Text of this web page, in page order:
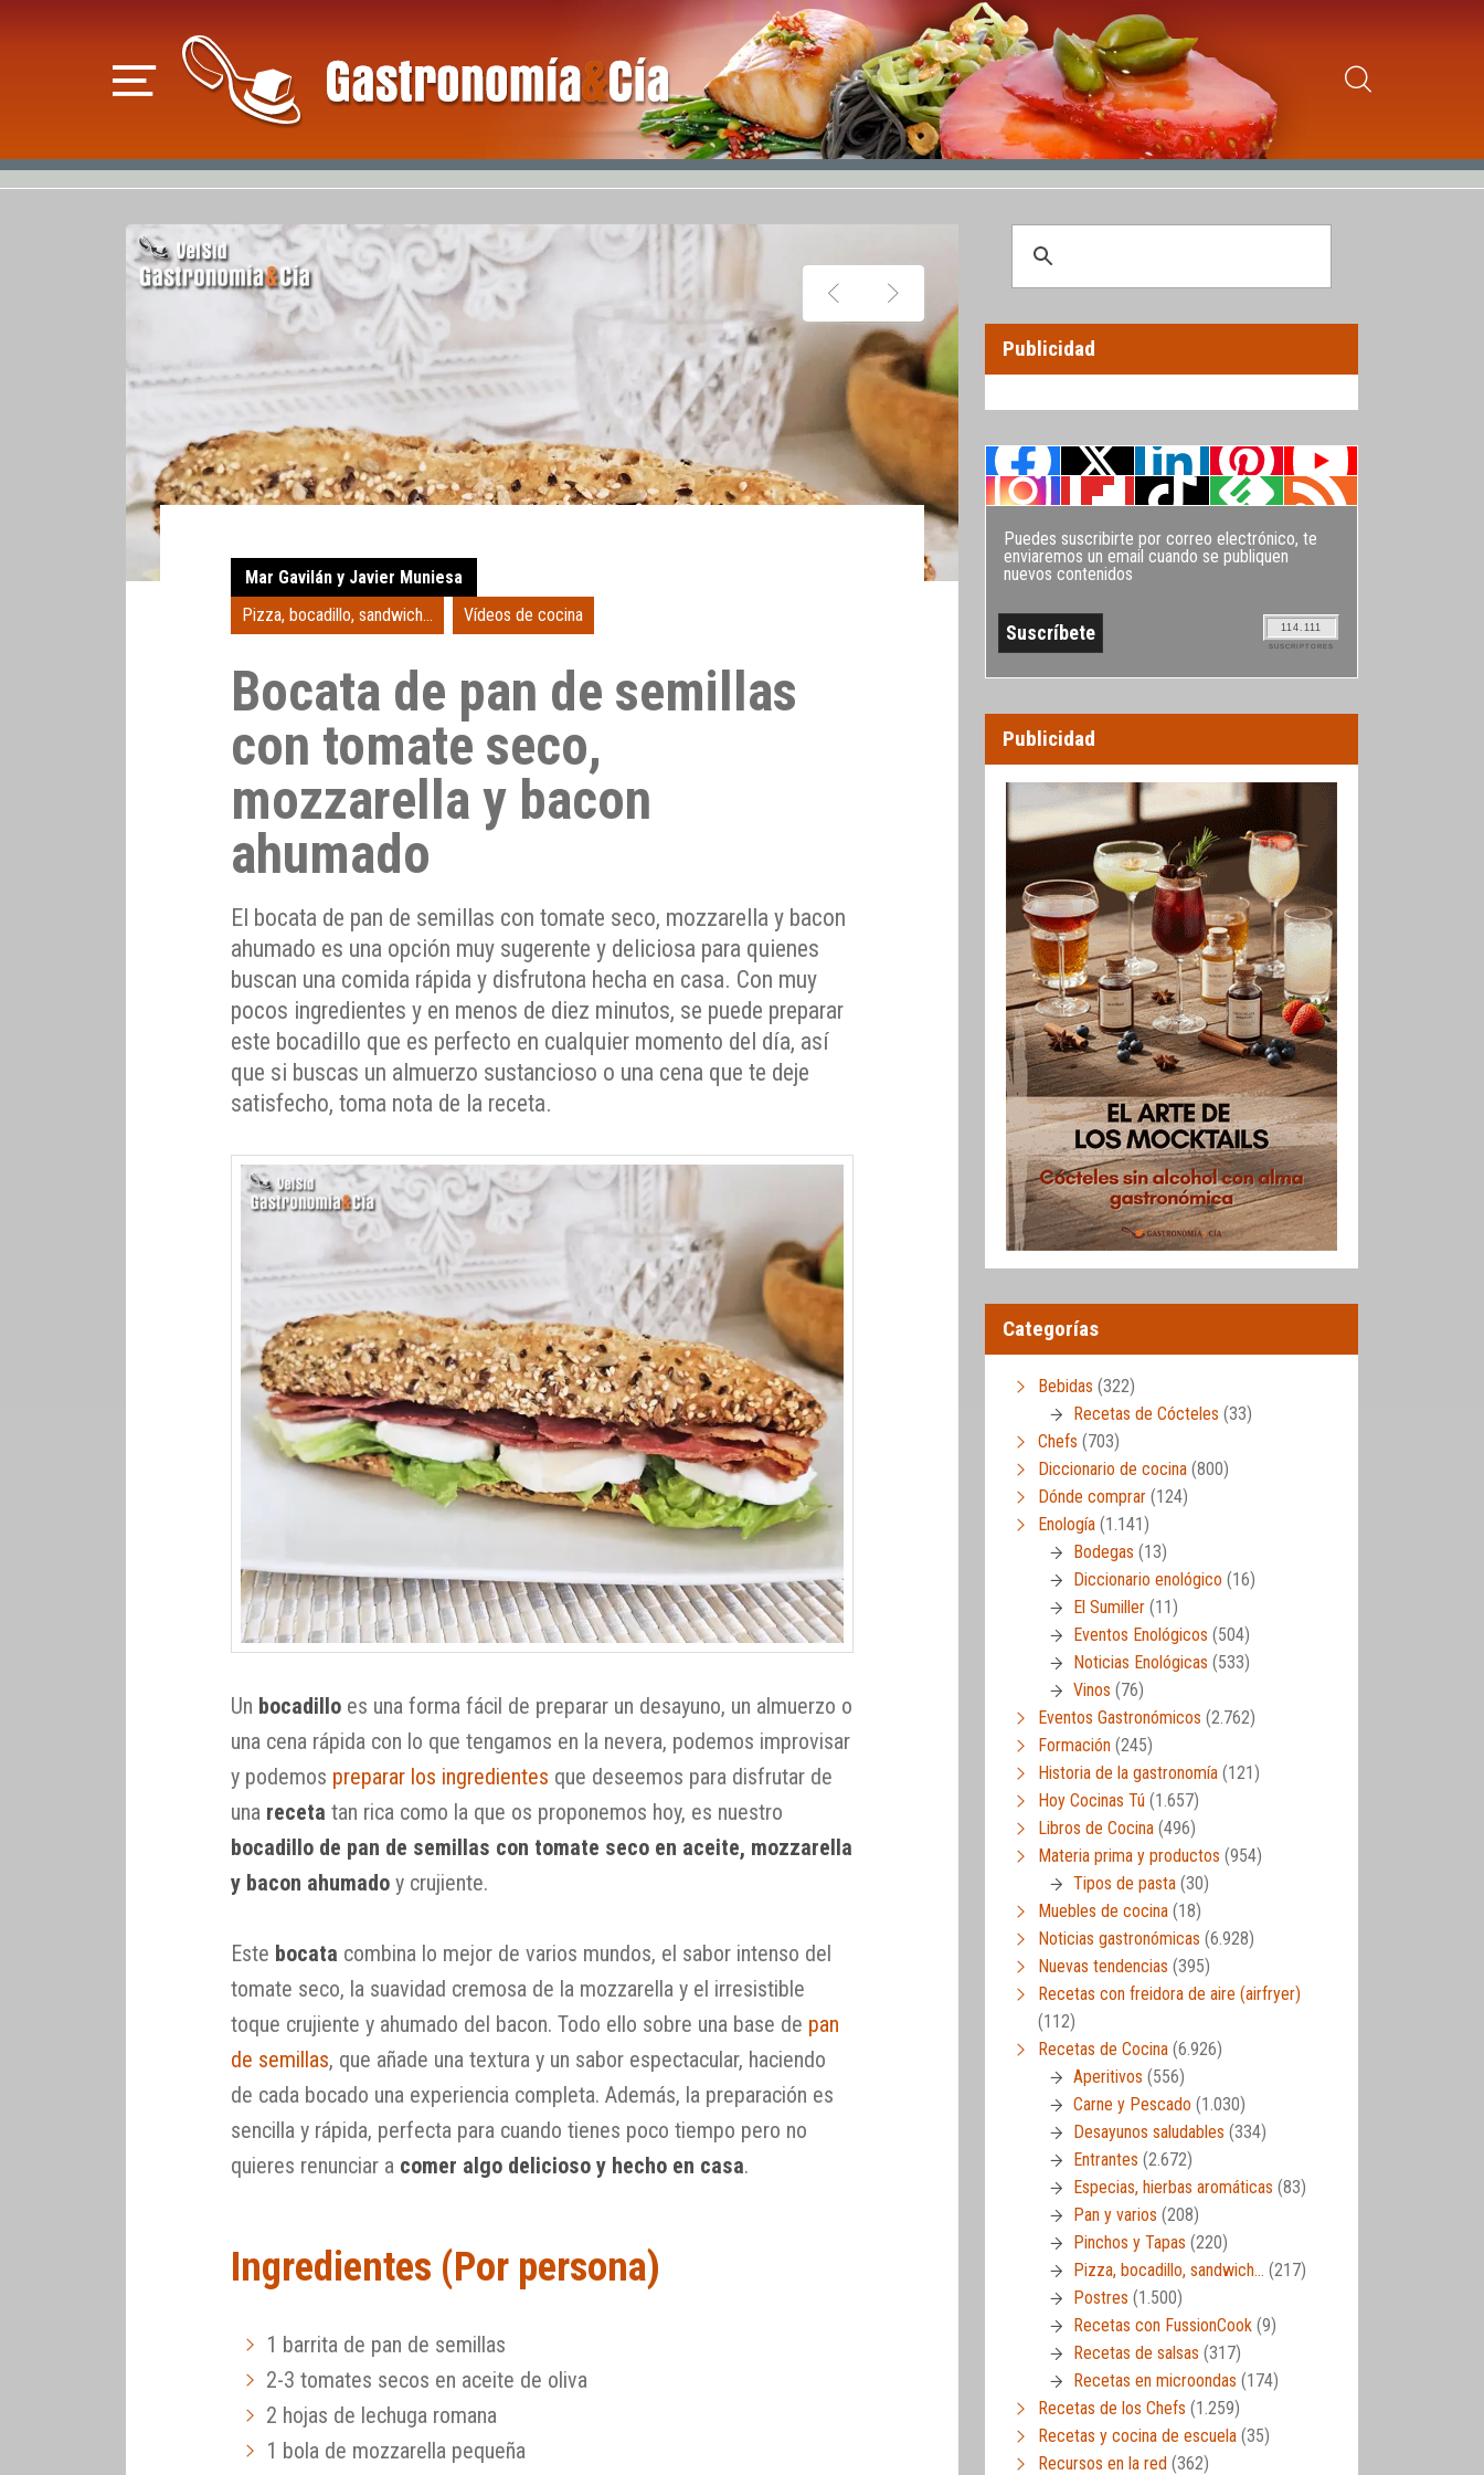
Mar Gavilán y Javier Muniesa
Pizza, bocadillo, sandwich...
Vídeos de cocina
Bocata de pan de semillas
con tomate seco,
mozzarella y bacon
ahumado
El bocata de pan de semillas con tomate seco, mozzarella y bacon
ahumado es una opción muy sugerente y deliciosa para quienes
buscan una comida rápida y disfrutona hecha en casa. Con muy
pocos ingredientes y en menos de diez minutos, se puede preparar
este bocadillo que es perfecto en cualquier momento del día, así
que si buscas un almuerzo sustancioso o una cena que te deje
satisfecho, toma nota de la receta.
Un bocadillo es una forma fácil de preparar un desayuno, un almuerzo o
una cena rápida con lo que tengamos en la nevera, podemos improvisar
y podemos preparar los ingredientes que deseemos para disfrutar de
una receta tan rica como la que os proponemos hoy, es nuestro
bocadillo de pan de semillas con tomate seco en aceite, mozzarella
y bacon ahumado y crujiente.
Este bocata combina lo mejor de varios mundos, el sabor intenso del
tomate seco, la suavidad cremosa de la mozzarella y el irresistible
toque crujiente y ahumado del bacon. Todo ello sobre una base de pan
de semillas, que añade una textura y un sabor espectacular, haciendo
de cada bocado una experiencia completa. Además, la preparación es
sencilla y rápida, perfecta para cuando tienes poco tiempo pero no
quieres renunciar a comer algo delicioso y hecho en casa.
Ingredientes (Por persona)
1 barrita de pan de semillas
2-3 tomates secos en aceite de oliva
2 hojas de lechuga romana
1 bola de mozzarella pequeña
Publicidad
Puedes suscribirte por correo electrónico, te
enviaremos un email cuando se publiquen
nuevos contenidos
114.111
SUSCRIPTORES
Publicidad
Categorías
Bebidas (322)
Recetas de Cócteles (33)
Chefs (703)
Diccionario de cocina (800)
Dónde comprar (124)
Enología (1.141)
Bodegas (13)
Diccionario enológico (16)
El Sumiller (11)
Eventos Enológicos (504)
Noticias Enológicas (533)
Vinos (76)
Eventos Gastronómicos (2.762)
Formación (245)
Historia de la gastronomía (121)
Hoy Cocinas Tú (1.657)
Libros de Cocina (496)
Materia prima y productos (954)
Tipos de pasta (30)
Muebles de cocina (18)
Noticias gastronómicas (6.928)
Nuevas tendencias (395)
Recetas con freidora de aire (airfryer)
(112)
Recetas de Cocina (6.926)
Aperitivos (556)
Carne y Pescado (1.030)
Desayunos saludables (334)
Entrantes (2.672)
Especias, hierbas aromáticas (83)
Pan y varios (208)
Pinchos y Tapas (220)
Pizza, bocadillo, sandwich… (217)
Postres (1.500)
Recetas con FussionCook (9)
Recetas de salsas (317)
Recetas en microondas (174)
Recetas de los Chefs (1.259)
Recetas y cocina de escuela (35)
Recursos en la red (362)